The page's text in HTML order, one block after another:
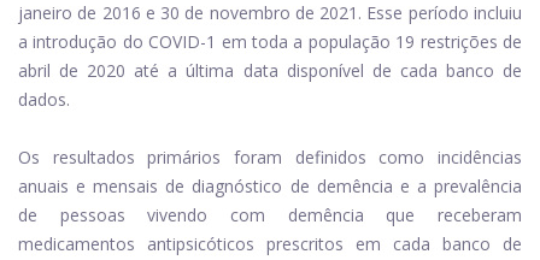
janeiro de 2016 e 30 de novembro de 2021. Esse período incluiu
a introdução do COVID-1 em toda a população 19 restrições de
abril de 2020 até a última data disponível de cada banco de
dados.
Os resultados primários foram definidos como incidências
anuais e mensais de diagnóstico de demência e a prevalência
de pessoas vivendo com demência que receberam
medicamentos antipsicóticos prescritos em cada banco de